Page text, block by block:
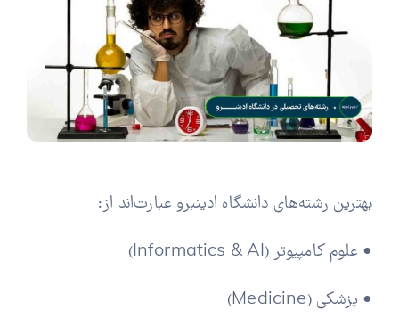
بهترین رشته‌های دانشگاه ادینبرو عبارت‌اند از:
• علوم کامپیوتر (Informatics & AI)
• پزشکی (Medicine)